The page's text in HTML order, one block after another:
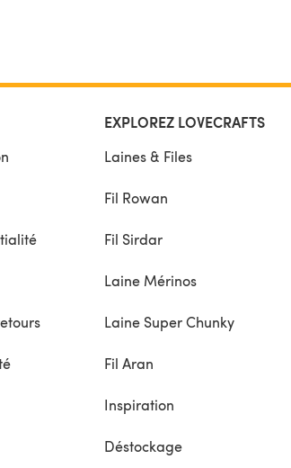
EXPLOREZ LOVECRAFTS
Laines & Files
Fil Rowan
Fil Sirdar
Laine Mérinos
Laine Super Chunky
Fil Aran
Inspiration
Déstockage